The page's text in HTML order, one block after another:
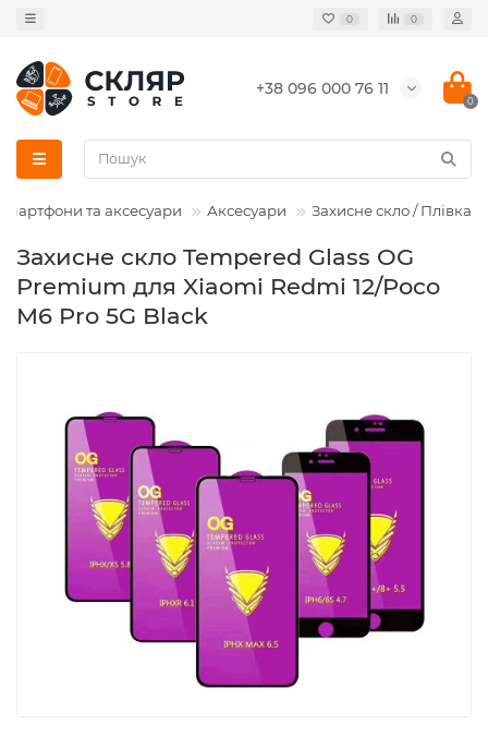
0 0
+38 096 000 76 11
0
та аксесуари Аксесуари Захисне скло / Плівка
Захисне скло Tempered Glass OG
Premium для Xiaomi Redmi 12/Poco
M6 Pro 5G Black